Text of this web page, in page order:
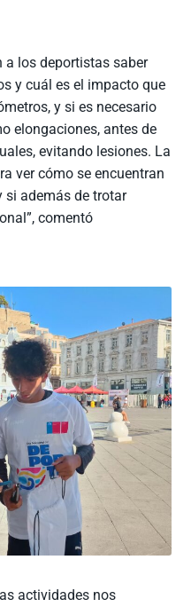
a los deportistas saber
y cuál es el impacto que
y si es necesario
elongaciones, antes de
evitando lesiones. La
ver cómo se encuentran
si además de trotar
comentó
actividades nos